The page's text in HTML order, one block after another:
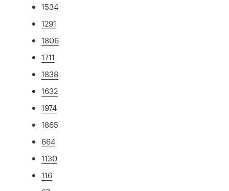
1534
1291
1806
1711
1838
1632
1974
1865
664
1130
116